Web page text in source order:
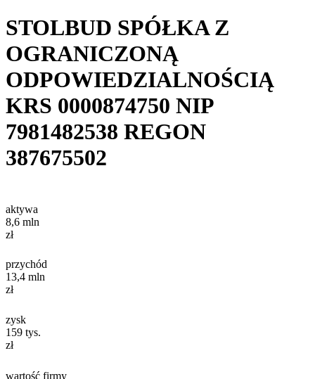
STOLBUD SPÓŁKA Z
OGRANICZONĄ
ODPOWIEDZIALNOŚCIĄ
KRS 0000874750 NIP
7981482538 REGON
387675502
aktywa
8,6 mln
zł
przychód
13,4 mln
zł
zysk
159 tys.
zł
wartość firmy